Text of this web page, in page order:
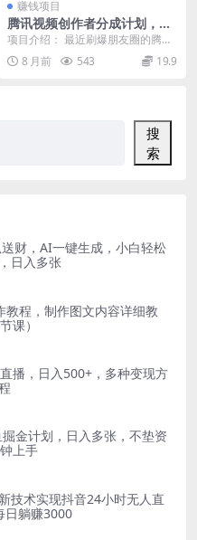
赚钱项目
腾讯视频创作者分成计划，人
人都可以做（附混剪玩法和搬
运玩法）
项目介绍： 最近刷爆朋友圈的腾讯
视频分成计划来了 其实腾讯视频分
成不是今年刚刚有...
8 月前 543 19.9
搜
索
财，AI一键生成，小白轻松
日入多张
教程，制作图文内容详细教
课）
播，日入500+，多种变现方
金计划，日入多张，不垫资
上手
技术实现抖音24小时无人直
日躺赚3000